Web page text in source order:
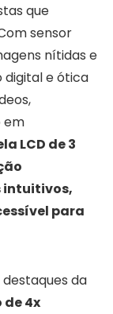
que
sensor
nítidas e
digital e ótica
em
LCD de 3
intuitivos,
para
da
4x